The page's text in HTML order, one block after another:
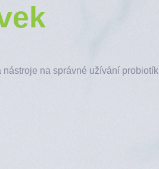
nástroje na správné užívání probiotík